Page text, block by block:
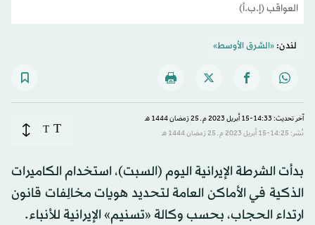
العواقب (إ.ب.أ)
لندن:«الشرق الأوسط»
آخر تحديث: 14:33-15 أبريل 2023 م ـ 25 رَمضان 1444 هـ
نُشر: 14:25-15 أبريل 2023 م ـ 25 رَمضان 1444 هـ
T
T
بدأت الشرطة الإيرانية اليوم (السبت)، استخدام الكاميرات
الذكية في الأماكن العامة لتحديد هويات مخالِفات قانون
ارتداء الحجاب، بحسب وكالة «تسنيم» الإيرانية للأنباء.